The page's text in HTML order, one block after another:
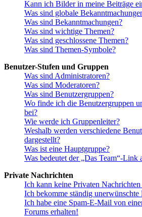
Kann ich Bilder in meine Beiträge
Was sind globale
Was sind Bekanntmachungen?
Was sind wichtige Themen?
Was sind geschlossene Themen?
Was sind Themen-Symbole?
Benutzer-Stufen und Gruppen
Was sind Administratoren?
Was sind Moderatoren?
Was sind Benutzergruppen?
Wo finde ich die Benutzergruppen
bei?
Wie werde ich Gruppenleiter?
Weshalb werden verschiedene
dargestellt?
Was ist eine Hauptgruppe?
Was bedeutet der „Das Team“-Link
Private Nachrichten
Ich kann keine Privaten
Ich bekomme ständig
Ich habe eine Spam-E-Mail von
Forums erhalten!